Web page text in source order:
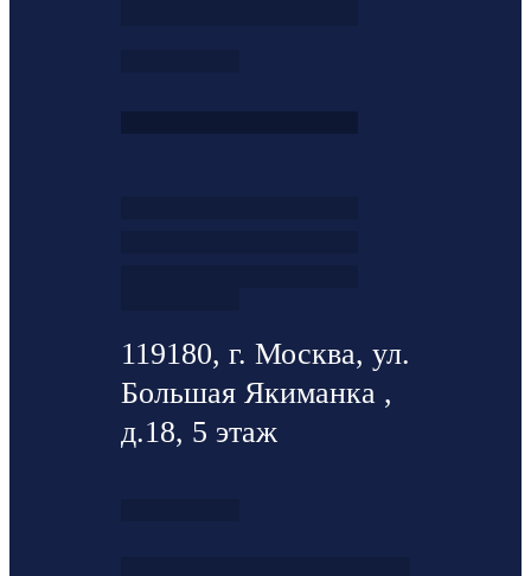
119180, г. Москва, ул.
Большая Якиманка ,
д.18, 5 этаж